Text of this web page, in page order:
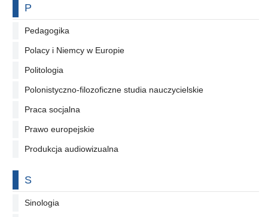
Na literę
P
Pedagogika
Polacy i Niemcy w Europie
Politologia
Polonistyczno-filozoficzne studia nauczycielskie
Praca socjalna
Prawo europejskie
Produkcja audiowizualna
Na literę
S
Sinologia